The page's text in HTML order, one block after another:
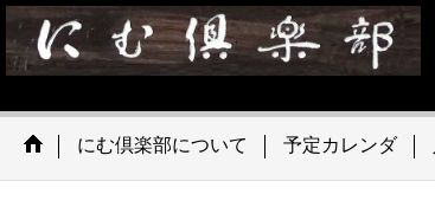
にむ倶楽部について 予定カレンダ